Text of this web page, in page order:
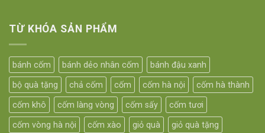
TỪ KHÓA SẢN PHẨM
bánh cốm bánh dẻo nhân cốm bánh đậu xanh
bộ quà tặng chả cốm cốm cốm hà nội cốm hà thành
cốm khô cốm làng vòng cốm sấy cốm tươi
cốm vòng hà nội cốm xào giỏ quà giỏ quà tặng